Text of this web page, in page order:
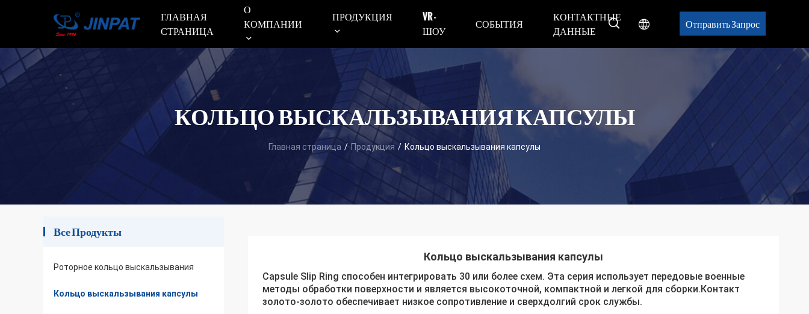
ГЛАВНАЯ
СТРАНИЦА
О
КОМПАНИИ
ПРОДУКЦИЯ
VR -
ШОУ
СОБЫТИЯ
КОНТАКТНЫЕ
ДАННЫЕ
Отправить Запрос
КОЛЬЦО ВЫСКАЛЬЗЫВАНИЯ КАПСУЛЫ
Главная страница / Продукция / Кольцо выскальзывания капсулы
Все Продукты
Роторное кольцо выскальзывания
Кольцо выскальзывания капсулы
Кольцо выскальзывания капсулы
Capsule Slip Ring способен интегрировать 30 или более схем. Эта серия использует передовые военные
методы обработки поверхности и является высокоточной, компактной и легкой для сборки.Контакт
золото-золото обеспечивает низкое сопротивление и сверхдолгий срок службы.